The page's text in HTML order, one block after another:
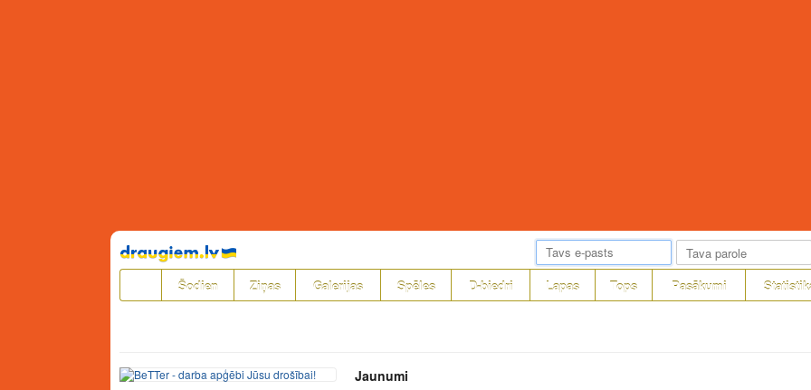
Pāriet
uz
saturu
Šodien Ziņas Galerijas Spēles D-biedri Lapas Tops Pasākumi
Jaunumi